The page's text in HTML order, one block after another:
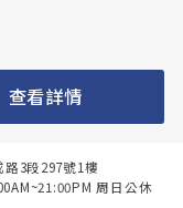
查看詳情
3段297號1樓
周日公休